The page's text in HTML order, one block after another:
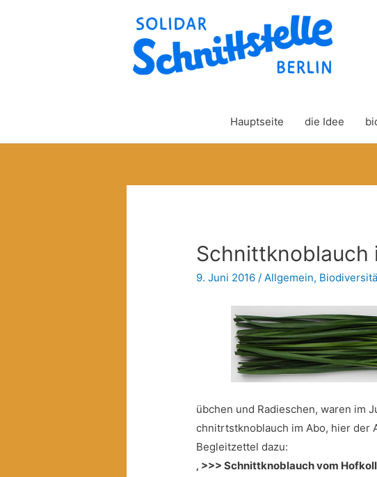
Hauptseite die Idee
Schnittknoblauch
9. Juni 2016 /Allgemein,
übchen und Radieschen, waren im
chnitrtstknoblauch im Abo, hier der
Begleitzettel dazu:
‚ >>> Schnittknoblauch vom